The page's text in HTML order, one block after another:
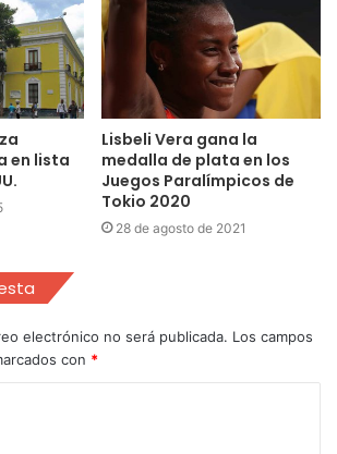
en lista
Lisbeli Vera gana la
medalla de plata en los
Juegos Paralímpicos de
Tokio 2020
28 de agosto de 2021
electrónico no será publicada. Los campos
con *